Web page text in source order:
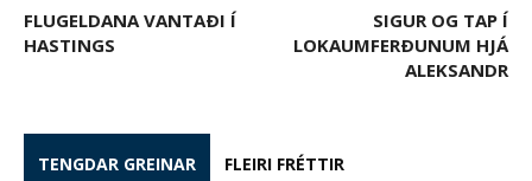
FLUGELDANA VANTAÐI Í
HASTINGS
SIGUR OG TAP Í
LOKAUMFERÐUNUM HJÁ
ALEKSANDR
TENGDAR GREINAR FLEIRI FRÉTTIR